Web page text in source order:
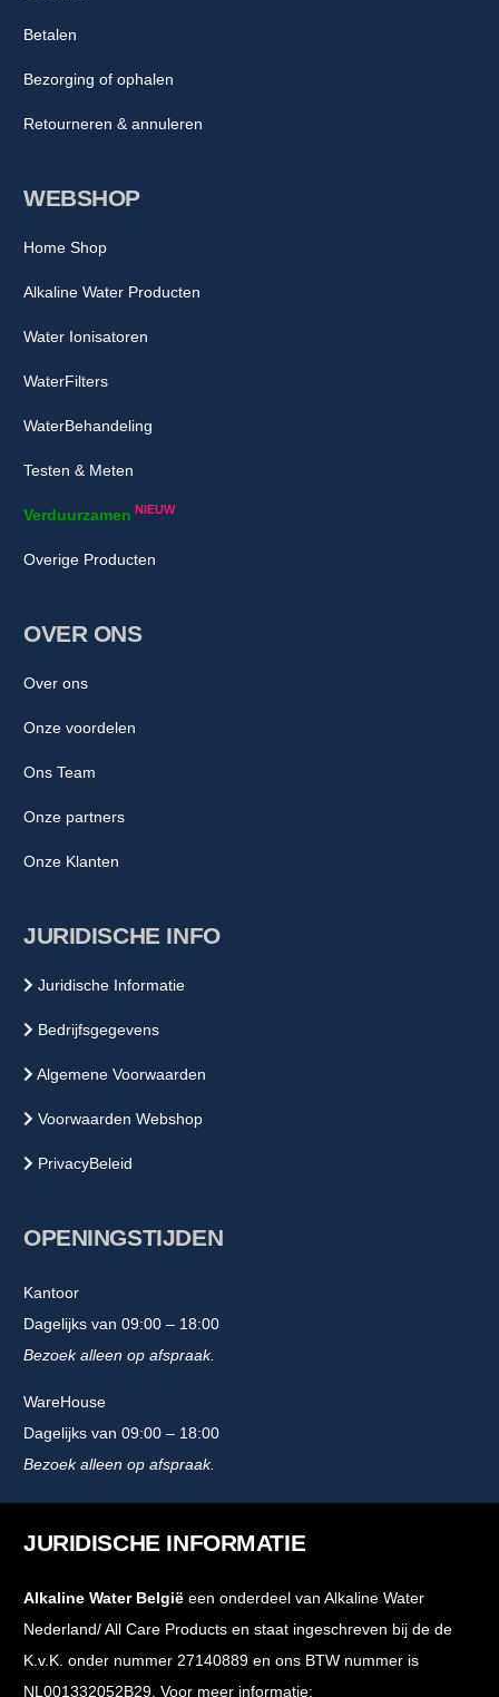
WEBSHOP
Home Shop
Alkaline Water Producten
Water Ionisatoren
WaterFilters
WaterBehandeling
Testen & Meten
Verduurzamen NIEUW
Overige Producten
OVER ONS
Over ons
Onze voordelen
Ons Team
Onze partners
Onze Klanten
JURIDISCHE INFO
Juridische Informatie
Bedrijfsgegevens
Algemene Voorwaarden
Voorwaarden Webshop
PrivacyBeleid
OPENINGSTIJDEN
Kantoor
Dagelijks van 09:00 – 18:00
Bezoek alleen op afspraak.
WareHouse
Dagelijks van 09:00 – 18:00
Bezoek alleen op afspraak.
Betalen
Bezorging of ophalen
Retourneren & annuleren
JURIDISCHE INFORMATIE
Alkaline Water België een onderdeel van Alkaline Water
Nederland/ All Care Products en staat ingeschreven bij de de
K.v.K. onder nummer 27140889 en ons BTW nummer is
NL001332052B29. Voor meer informatie: